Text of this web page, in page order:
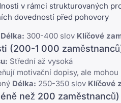
v rámci strukturovaných
dovedností před pohovory
Délka: 300-400 slov Klíčové
(200-1 000
Střední až vysoká
motivační dopisy, ale
Délka: 250-350 slov Klíčové
než 200 zaměstnanců)